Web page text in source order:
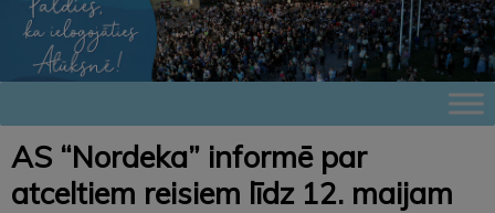
AS “Nordeka” informē par
atceltiem reisiem līdz 12. maijam